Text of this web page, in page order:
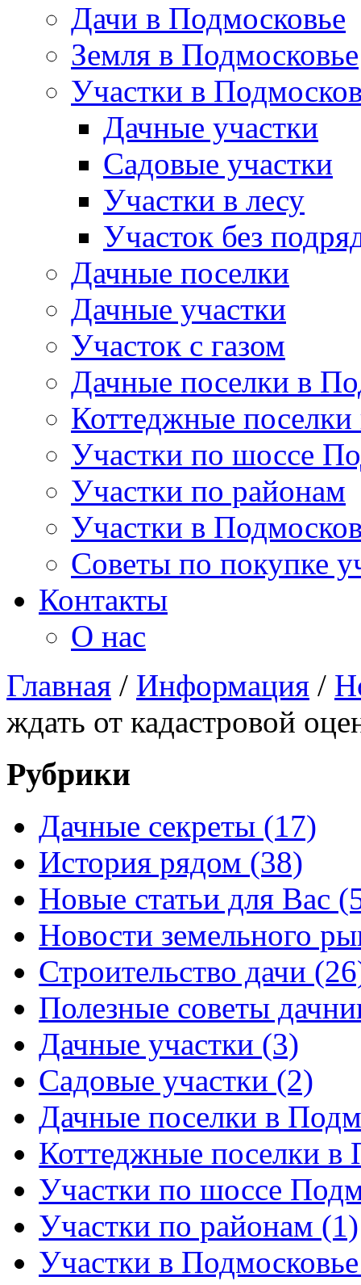
Дачи в Подмосковье
Земля в Подмосковье
Участки в
Дачные участки
Садовые участки
Участки в лесу
Участок без
Дачные поселки
Дачные участки
Участок с газом
Дачные поселки в
Коттеджные
Участки по шоссе
Участки по районам
Участки в
Советы по покупке
Контакты
О нас
Главная / Информация /
ждать от кадастровой
Рубрики
Дачные секреты (17)
История рядом (38)
Новые статьи для Вас
Новости земельного
Строительство дачи
Полезные советы
Дачные участки (3)
Садовые участки (2)
Дачные поселки в
Коттеджные поселки в
Участки по шоссе
Участки по районам (1)
Участки в